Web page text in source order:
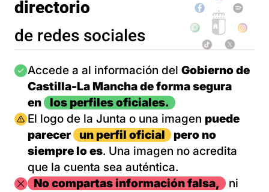
directorio
de redes sociales
Imagen
Accede a al información del Gobierno de
Castilla-La Mancha de forma segura
en
los perfiles oficiales.
Imagen
El logo de la Junta o una imagen puede
parecer
un perfil oficial
pero no
siempre lo es. Una imagen no acredita
que la cuenta sea auténtica.
ImagenNo compartas información falsa,
ni